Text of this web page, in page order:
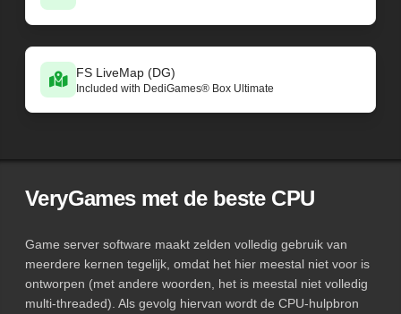
FS LiveMap (DG)
Included with DediGames® Box Ultimate
VeryGames met de beste CPU
Game server software maakt zelden volledig gebruik van
meerdere kernen tegelijk, omdat het hier meestal niet voor is
ontworpen (met andere woorden, het is meestal niet volledig
multi-threaded). Als gevolg hiervan wordt de CPU-hulpbron